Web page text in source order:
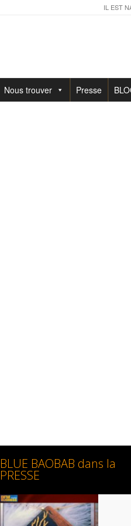
IL EST
Nous trouver Presse
BLUE BAOBAB dans la
PRESSE